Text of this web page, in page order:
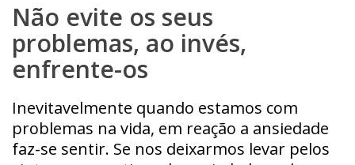
Não evite os seus
problemas, ao invés,
enfrente-os
Inevitavelmente quando estamos com
problemas na vida, em reação a ansiedade
faz-se sentir. Se nos deixarmos levar pelos